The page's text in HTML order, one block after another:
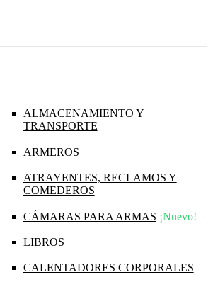
ALMACENAMIENTO Y
TRANSPORTE
ARMEROS
ATRAYENTES, RECLAMOS Y
COMEDEROS
CÁMARAS PARA ARMAS ¡Nuevo!
LIBROS
CALENTADORES CORPORALES